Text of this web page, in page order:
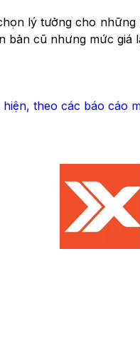
lý tưởng cho
bản cũ nhưng mức
theo các báo cáo